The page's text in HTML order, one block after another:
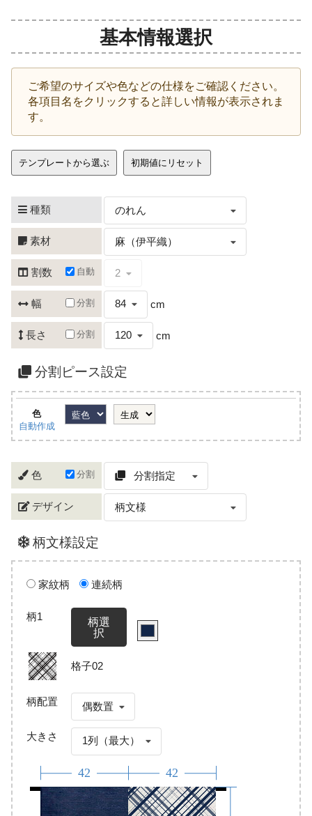
基本情報選択
ご希望のサイズや色などの仕様をご確認ください。
各項目名をクリックすると詳しい情報が表示されま
す。
テンプレートから選ぶ 初期値にリセット
種類 のれん
素材 麻（伊平織）
割数 自動 2
幅 分割 84 cm
長さ 分割 120 cm
分割ピース設定
色
自動作成
色 分割 分割指定
デザイン 柄文様
柄文様設定
家紋柄 連続柄
柄1
柄選
択
格子02
柄配置 偶数置
大きさ 1列（最大）